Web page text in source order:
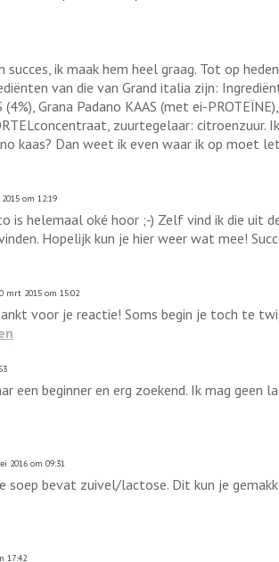
succes, ik maak hem heel graag. Tot op
van die van Grand italia zijn:
(4%), Gra­na Pada­no KAAS (met ei-
zuur­te­ge­laar:
kaas? Dan weet ik even waar ik op moet
om 12:19
is helemaal oké hoor ;-) Zelf vind ik die uit
Hopelijk kun je hier weer wat mee!
mrt 2015 om 15:02
voor je reactie! Soms begin je toch te
een beginner en erg zoekend. Ik mag
2016 om 09:31
soep bevat zuivel/lactose. Dit kun je
17:42